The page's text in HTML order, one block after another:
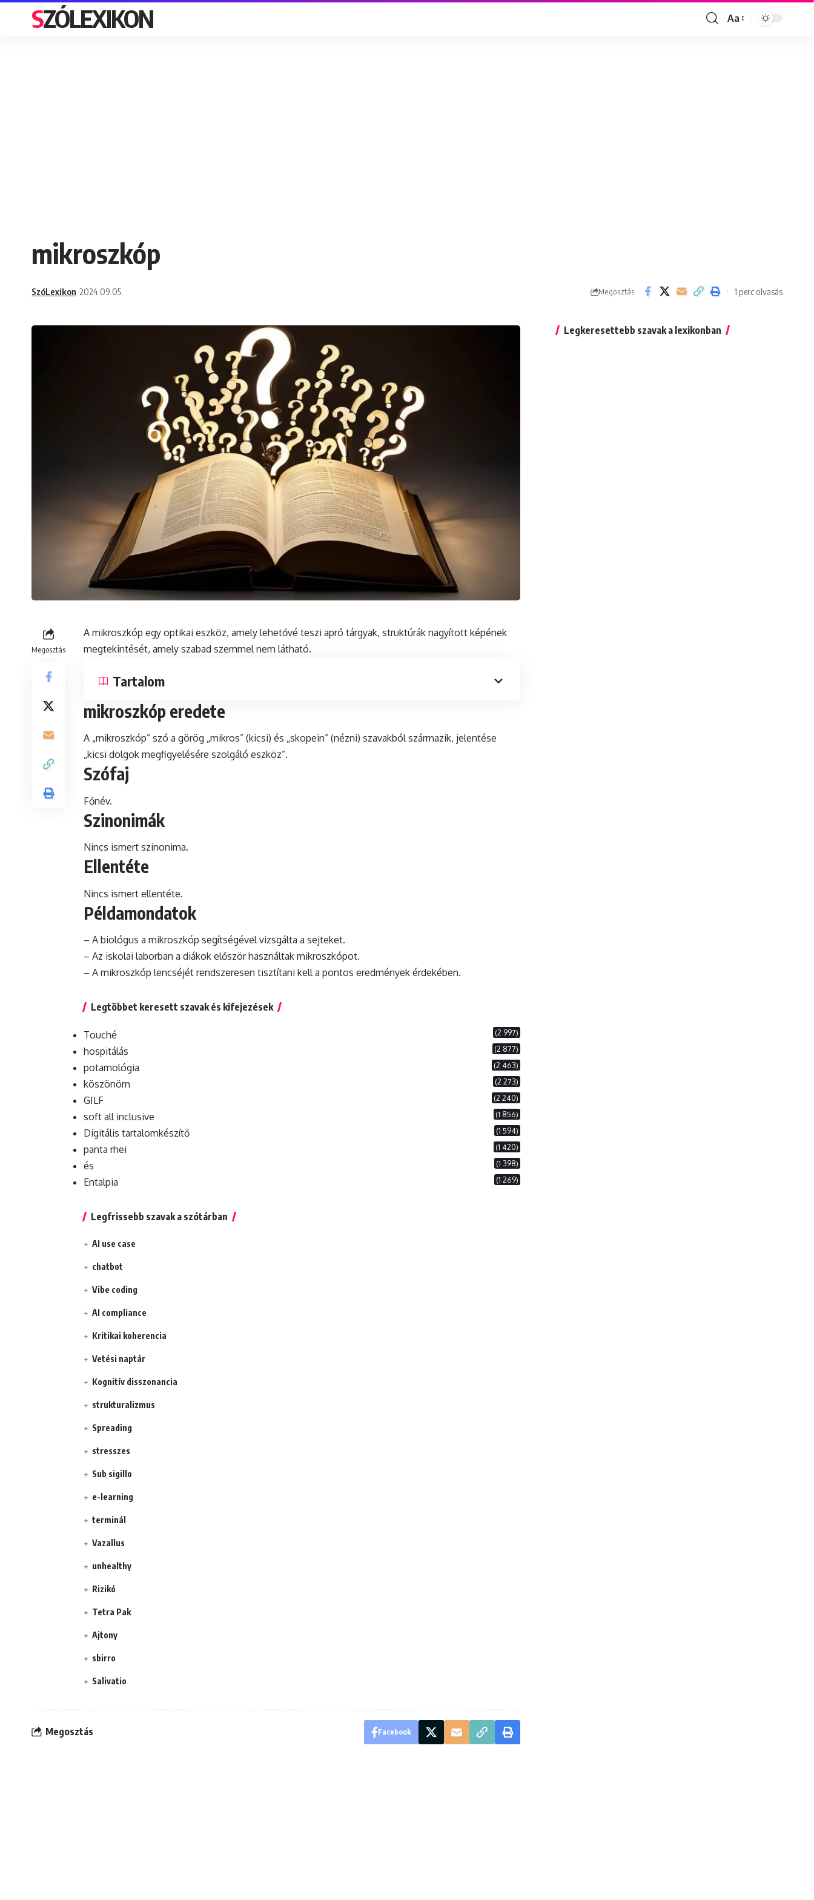
SZÓLEXIKON
Font
Aa
mikroszkóp
SzóLexikon 2024.09.05. Megosztás 1 perc olvasás
Megosztás
A mikroszkóp egy optikai eszköz, amely lehetővé teszi apró tárgyak, struktúrák nagyított képének
megtekintését, amely szabad szemmel nem látható.
Tartalom
mikroszkóp eredete
A „mikroszkóp” szó a görög „mikros” (kicsi) és „skopein” (nézni) szavakból származik, jelentése
„kicsi dolgok megfigyelésére szolgáló eszköz”.
Szófaj
Főnév.
Szinonimák
Nincs ismert szinonima.
Ellentéte
Nincs ismert ellentéte.
Példamondatok
– A biológus a mikroszkóp segítségével vizsgálta a sejteket.
– Az iskolai laborban a diákok először használtak mikroszkópot.
– A mikroszkóp lencséjét rendszeresen tisztítani kell a pontos eredmények érdekében.
Legtöbbet keresett szavak és kifejezések
Touché (2 997)
hospitálás (2 877)
potamológia (2 463)
köszönöm (2 273)
GILF (2 240)
soft all inclusive (1 856)
Digitális tartalomkészítő (1 594)
panta rhei (1 420)
és (1 398)
Entalpia (1 269)
Legfrissebb szavak a szótárban
AI use case
chatbot
Vibe coding
AI compliance
Kritikai koherencia
Vetési naptár
Kognitív disszonancia
strukturalizmus
Spreading
stresszes
Sub sigillo
e-learning
terminál
Vazallus
unhealthy
Rizikó
Tetra Pak
Ajtony
sbirro
Salivatio
Megosztás Facebook
Legkeresettebb szavak a lexikonban